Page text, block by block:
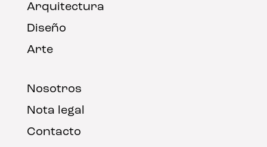
Arquitectura
Diseño
Arte
Nosotros
Nota legal
Contacto